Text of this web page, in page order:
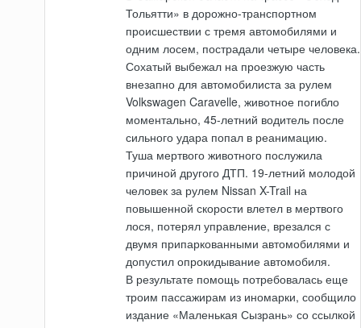
Тольятти» в дорожно-транспортном
происшествии с тремя автомобилями и
одним лосем, пострадали четыре человека.
Сохатый выбежал на проезжую часть
внезапно для автомобилиста за рулем
Volkswagen Caravelle, животное погибло
моментально, 45-летний водитель после
сильного удара попал в реанимацию.
Туша мертвого животного послужила
причиной другого ДТП. 19-летний молодой
человек за рулем Nissan X-Trail на
повышенной скорости влетел в мертвого
лося, потерял управление, врезался с
двумя припаркованными автомобилями и
допустил опрокидывание автомобиля.
В результате помощь потребовалась еще
троим пассажирам из иномарки, сообщило
издание «Маленькая Сызрань» со ссылкой